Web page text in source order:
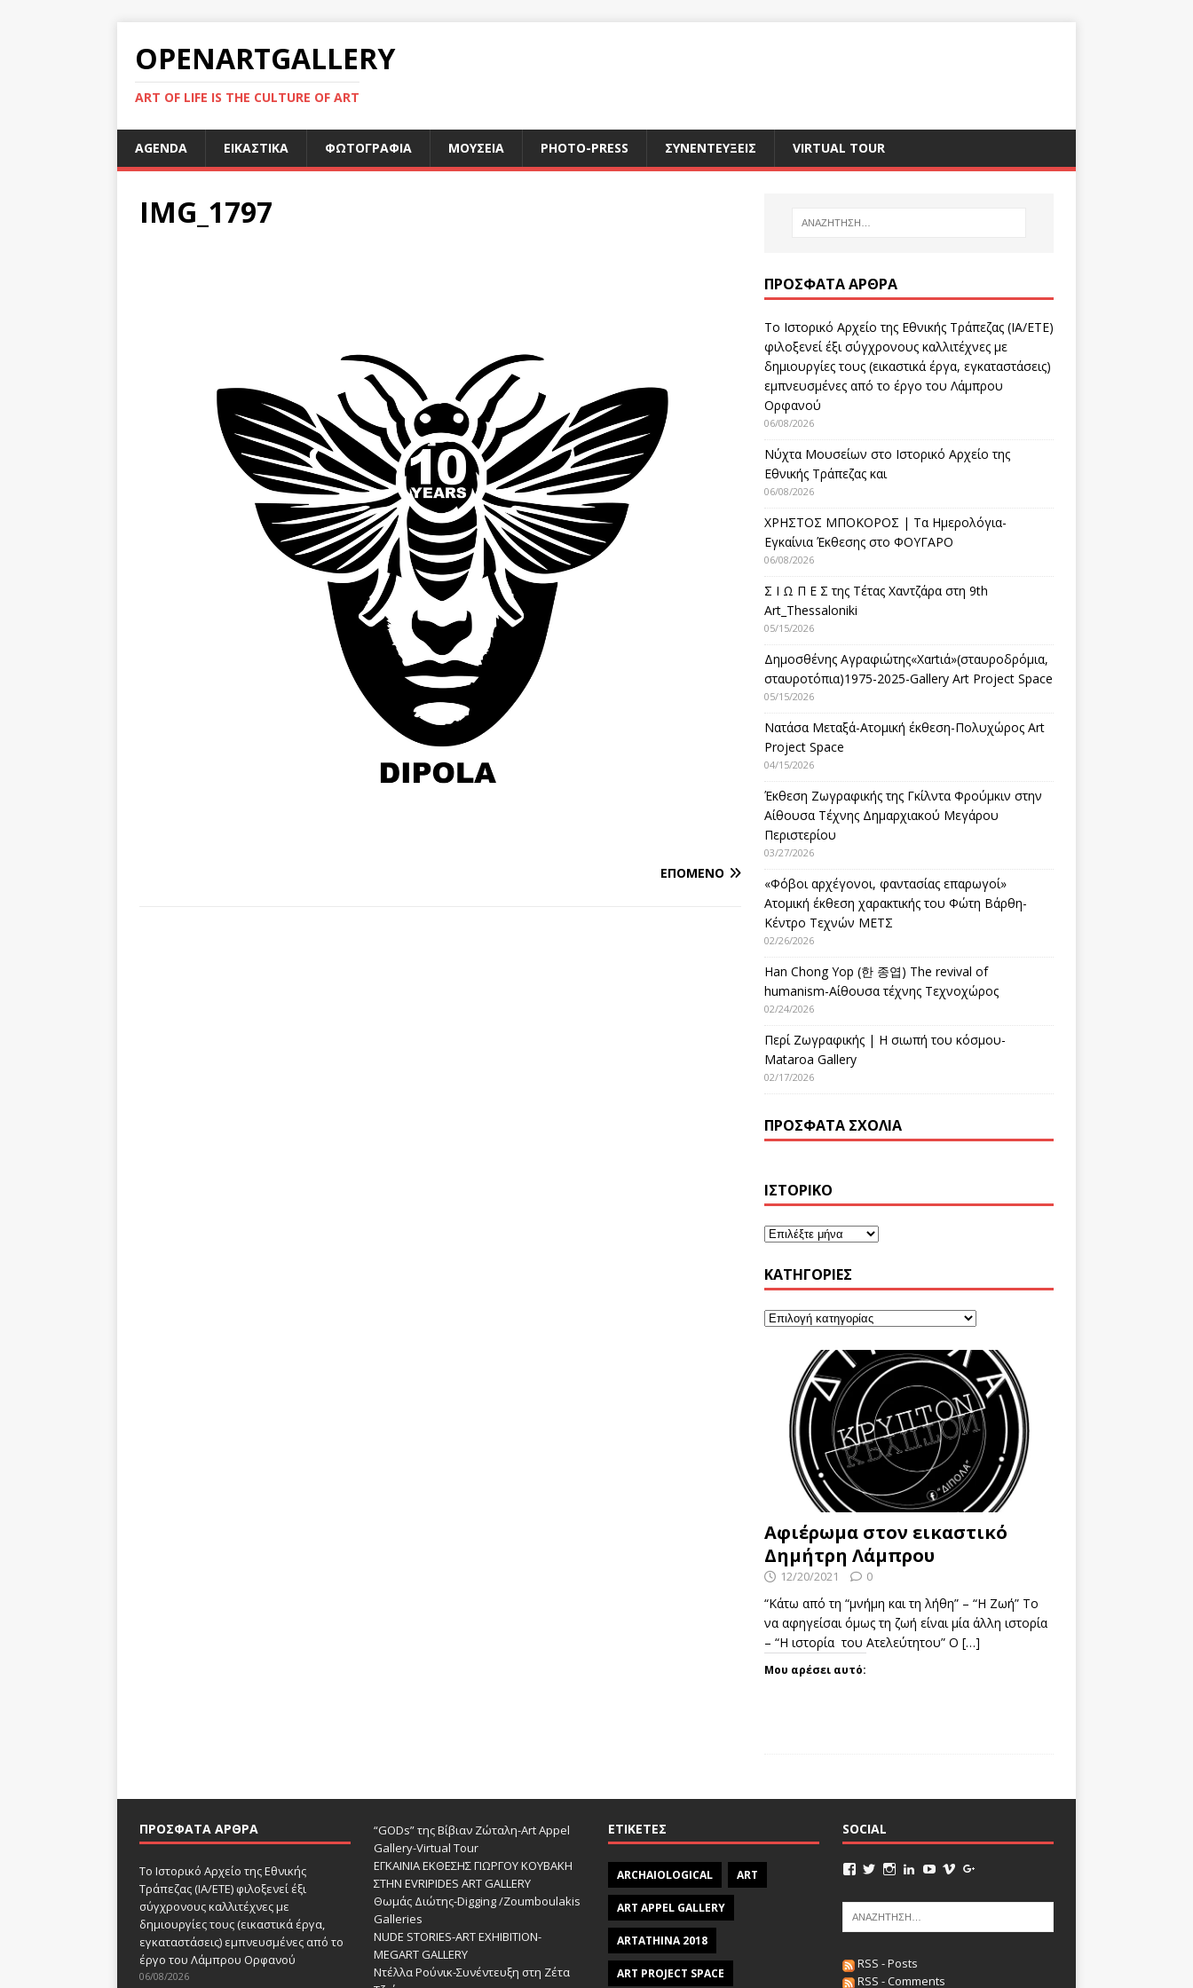
OPENARTGALLERY
ART OF LIFE IS THE CULTURE OF ART
AGENDA ΕΙΚΑΣΤΙΚΑ ΦΩΤΟΓΡΑΦΙΑ ΜΟΥΣΕΙΑ PHOTO-PRESS ΣΥΝΕΝΤΕΥΞΕΙΣ VIRTUAL TOUR
IMG_1797
ΕΠΌΜΕΝΟ
ΠΡΌΣΦΑΤΑ ΆΡΘΡΑ
Το Ιστορικό Αρχείο της Εθνικής Τράπεζας (ΙΑ/ΕΤΕ)
φιλοξενεί έξι σύγχρονους καλλιτέχνες με
δημιουργίες τους (εικαστικά έργα, εγκαταστάσεις)
εμπνευσμένες από το έργο του Λάμπρου
Ορφανού
06/08/2026
Νύχτα Μουσείων στο Ιστορικό Αρχείο της
Εθνικής Τράπεζας και
06/08/2026
ΧΡΗΣΤΟΣ ΜΠΟΚΟΡΟΣ | Τα Ημερολόγια-
Εγκαίνια Έκθεσης στο ΦΟΥΓΑΡΟ
06/08/2026
Σ Ι Ω Π Ε Σ της Τέτας Χαντζάρα στη 9th
Art_Thessaloniki
05/15/2026
Δημοσθένης Αγραφιώτης«Xαrtιά»(σταυροδρόμια,
σταυροτόπια)1975-2025-Gallery Art Project Space
05/15/2026
Νατάσα Μεταξά-Ατομική έκθεση-Πολυχώρος Art
Project Space
04/15/2026
Έκθεση Ζωγραφικής της Γκίλντα Φρούμκιν στην
Αίθουσα Τέχνης Δημαρχιακού Μεγάρου
Περιστερίου
03/27/2026
«Φόβοι αρχέγονοι, φαντασίας επαρωγοί»
Ατομική έκθεση χαρακτικής του Φώτη Βάρθη-
Κέντρο Τεχνών ΜΕΤΣ
02/26/2026
Han Chong Yop (한 종엽) The revival of
humanism-Αίθουσα τέχνης Τεχνοχώρος
02/24/2026
Περί Ζωγραφικής | Η σιωπή του κόσμου-
Mataroa Gallery
02/17/2026
ΠΡΌΣΦΑΤΑ ΣΧΌΛΙΑ
ΙΣΤΟΡΙΚΌ
KΑΤΗΓΟΡΊΕΣ
Αφιέρωμα στον εικαστικό
Δημήτρη Λάμπρου
12/20/2021 0
“Κάτω από τη “μνήμη και τη λήθη” – “Η Ζωή” Το
να αφηγείσαι όμως τη ζωή είναι μία άλλη ιστορία
– “Η ιστορία του Ατελεύτητου” Ο […]
Μου αρέσει αυτό:
ΠΡΌΣΦΑΤΑ ΆΡΘΡΑ
Το Ιστορικό Αρχείο της Εθνικής
Τράπεζας (ΙΑ/ΕΤΕ) φιλοξενεί έξι
σύγχρονους καλλιτέχνες με
δημιουργίες τους (εικαστικά έργα,
εγκαταστάσεις) εμπνευσμένες από το
έργο του Λάμπρου Ορφανού
06/08/2026
“GODs” της Βίβιαν Ζώταλη-Art Appel
Gallery-Virtual Tour
ΕΓΚΑΙΝΙΑ ΕΚΘΕΣΗΣ ΓΙΩΡΓΟΥ ΚΟΥΒΑΚΗ
ΣΤΗΝ EVRIPIDES ART GALLERY
Θωμάς Διώτης-Digging /Zoumboulakis
Galleries
NUDE STORIES-ΑRT EXHIBITION-
MEGART GALLERY
Ντέλλα Ρούνικ-Συνέντευξη στη Ζέτα
ΕΤΙΚΈΤΕΣ
ARCHAIOLOGICAL ART
ART APPEL GALLERY
ARTATHINA 2018
ART PROJECT SPACE
SOCIAL
RSS - Posts
RSS - Comments